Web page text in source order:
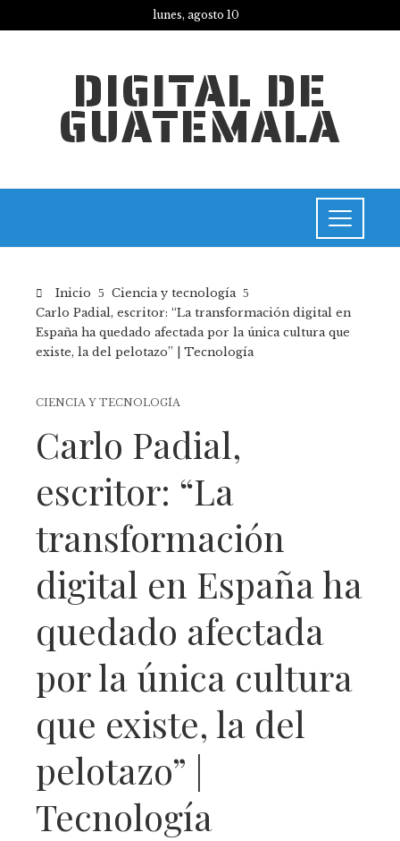
lunes, agosto 10
DIGITAL DE
GUATEMALA
Inicio
Ciencia y tecnología
Carlo Padial, escritor: “La transformación digital en
España ha quedado afectada por la única cultura que
existe, la del pelotazo” | Tecnología
CIENCIA Y TECNOLOGÍA
Carlo Padial,
escritor: “La
transformación
digital en España ha
quedado afectada
por la única cultura
que existe, la del
pelotazo” |
Tecnología